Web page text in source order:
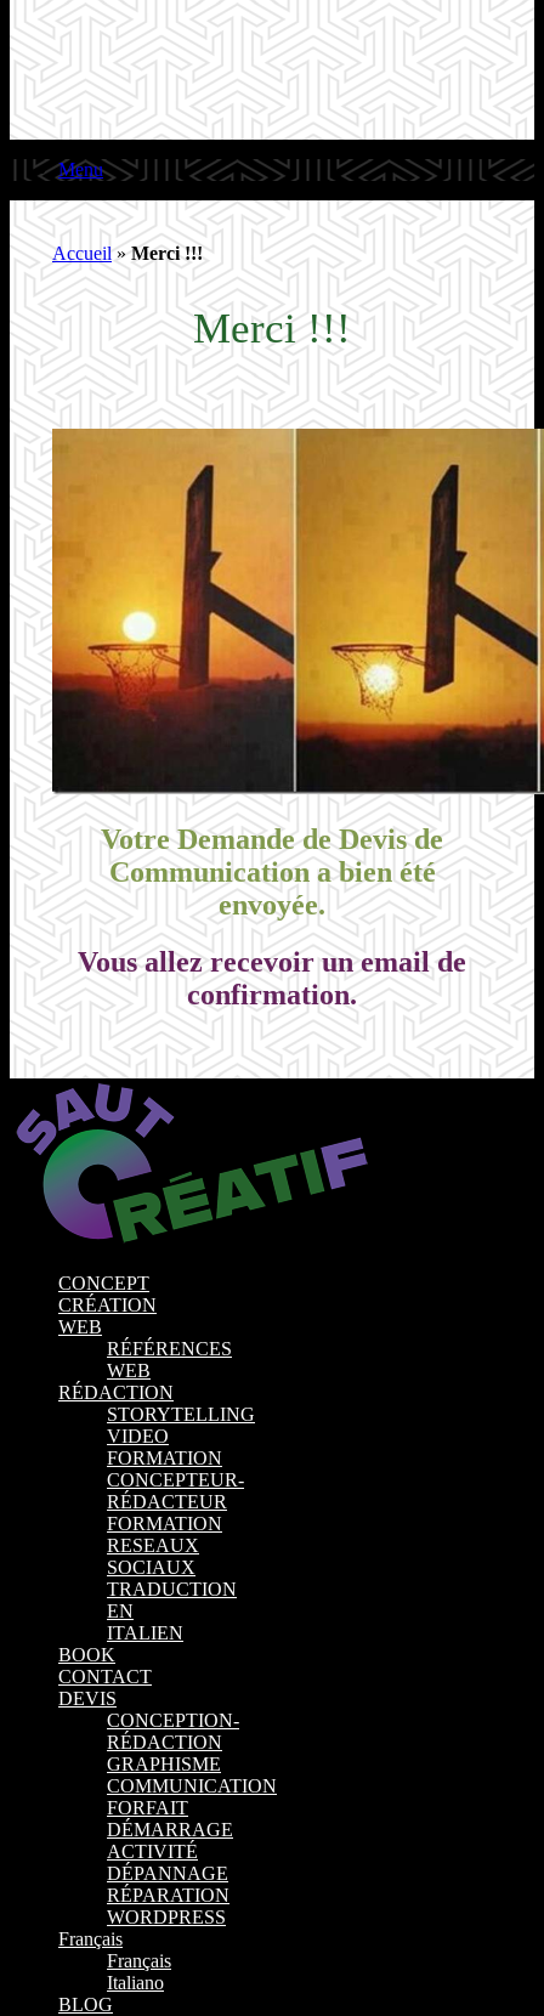
Menu
Accueil»Merci !!!
Merci !!!
Votre Demande de Devis de
Communication a bien été
envoyée.
Vous allez recevoir un email de
confirmation.
CONCEPT
CRÉATION
WEB
RÉFÉRENCES
WEB
RÉDACTION
STORYTELLING
VIDEO
FORMATION
CONCEPTEUR-
RÉDACTEUR
FORMATION
RESEAUX
SOCIAUX
TRADUCTION
EN
ITALIEN
BOOK
CONTACT
DEVIS
CONCEPTION-
RÉDACTION
GRAPHISME
COMMUNICATION
FORFAIT
DÉMARRAGE
ACTIVITÉ
DÉPANNAGE
RÉPARATION
WORDPRESS
Français
Français
Italiano
BLOG